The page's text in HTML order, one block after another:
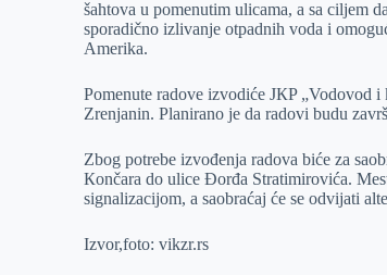
p
šahtova u pomenutim ulicama, a sa ciljem
sporadično izlivanje otpadnih voda i
Amerika.
Pomenute radove izvodiće JКP „Vodovod
Zrenjanin. Planirano je da radovi budu
Zbog potrebe izvođenja radova biće za
Кončara do ulice Đorđa Stratimirovića.
signalizacijom, a saobraćaj će se odvijati
Izvor,foto: vikzr.rs